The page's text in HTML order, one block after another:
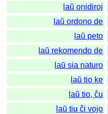
laŭ onidiroj
laŭ ordono de
laŭ peto
laŭ rekomendo de
laŭ sia naturo
laŭ tio ke
laŭ tio, ĉu
laŭ tiu ĉi vojo